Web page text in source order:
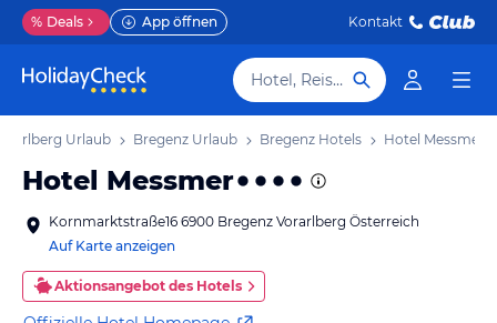
% Deals App öffnen Kontakt
Hotel, Reiseziel
Urlaub Bregenz Urlaub Bregenz Hotels Hotel Messmer
Hotel Messmer
Kornmarktstraße16 6900 Bregenz Vorarlberg Österreich
Auf Karte anzeigen
Aktionsangebot des Hotels